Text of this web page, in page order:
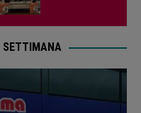
SETTIMANA